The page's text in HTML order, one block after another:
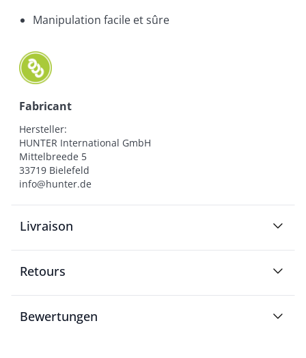
Manipulation facile et sûre
Fabricant
Hersteller:
HUNTER International GmbH
Mittelbreede 5
33719 Bielefeld
info@hunter.de
Livraison
Retours
Bewertungen